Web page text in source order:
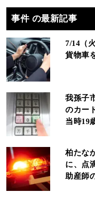
事件 の最新記事
7/14（
貨物車
我孫子
のカー
当時19
柏たな
に、点
助産師